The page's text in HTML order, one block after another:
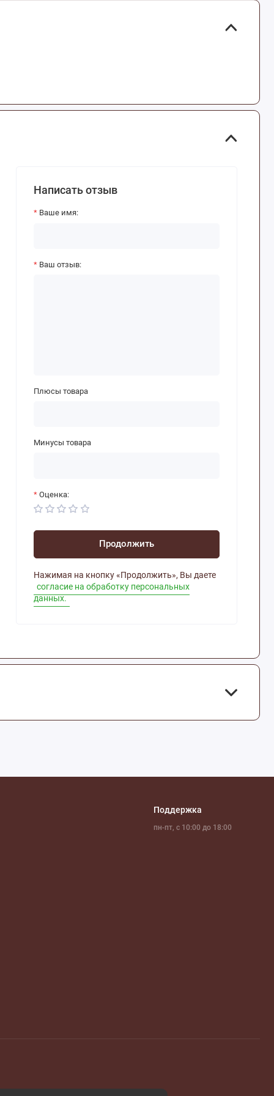
Написать отзыв
Ваше имя:
Ваш отзыв:
Плюсы товара
Минусы товара
Оценка:
Продолжить
Нажимая на кнопку «Продолжить», Вы даете
согласие на обработку персональных
данных.
Поддержка
пн-пт, с 10:00 до 18:00